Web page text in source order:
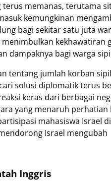
memanas, terutama
kemungkinan
bagi sekitar satu juta
kekhawatiran
dampaknya bagi warga
tentang jumlah korban
solusi diplomatik terus
keras dari berbagai
yang menaruh perhatian
mahasiswa Israel di
Israel mengubah
Inggris